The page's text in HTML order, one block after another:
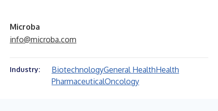
Microba
info@microba.com
Industry: BiotechnologyGeneral HealthHealth
PharmaceuticalOncology